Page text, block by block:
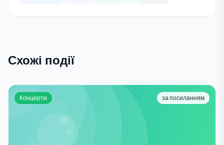
Схожі події
Концерти за посиланням